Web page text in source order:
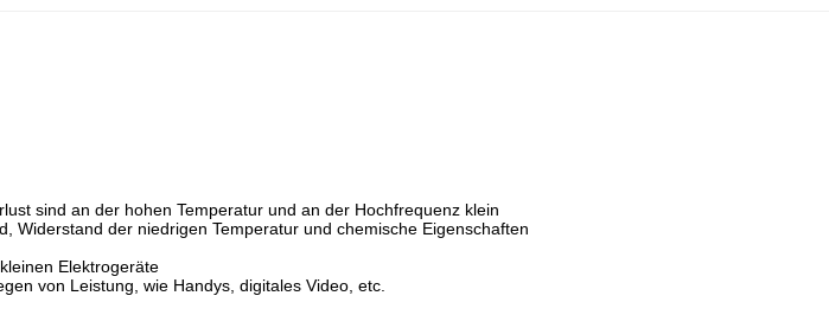
sind an der hohen Temperatur und an der Hochfrequenz klein
Widerstand der niedrigen Temperatur und chemische Eigenschaften
Elektrogeräte
von Leistung, wie Handys, digitales Video, etc.